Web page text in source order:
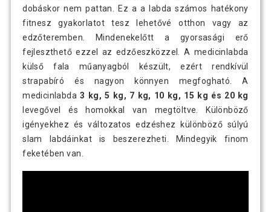
dobáskor nem pattan. Ez a a labda számos hatékony
fitnesz gyakorlatot tesz lehetővé otthon vagy az
edzőteremben. Mindenekelőtt a gyorsasági erő
fejleszthető ezzel az edzőeszközzel. A medicinlabda
külső fala műanyagból készült, ezért rendkívül
strapabíró és nagyon könnyen megfogható. A
medicinlabda3 kg, 5 kg, 7 kg, 10 kg, 15 kg és 20 kg
levegővel és homokkal van megtöltve. Különböző
igényekhez és változatos edzéshez különböző súlyú
slam labdáinkat is beszerezheti. Mindegyik finom
feketében van.